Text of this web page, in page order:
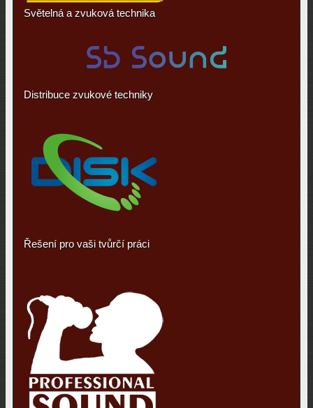
Světelná a zvuková technika
Distribuce zvukové techniky
Řešení pro vaši tvůrčí práci